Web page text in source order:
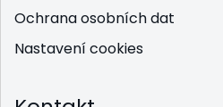
Ochrana osobních dat
Nastavení cookies